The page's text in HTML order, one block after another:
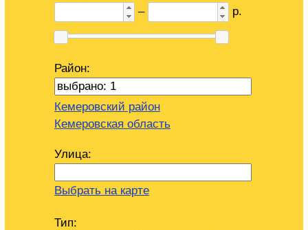
–
р.
Район:
Кемеровский район
Кемеровская область
Улица:
Выбрать на карте
Тип: